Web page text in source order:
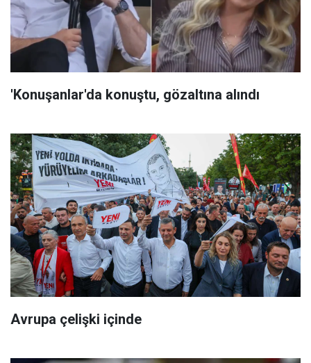
'Konuşanlar'da konuştu, gözaltına alındı
Avrupa çelişki içinde